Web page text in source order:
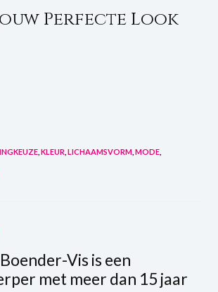
Perfecte Look
KLEUR LICHAAMSVORM MODE
Vis is een
met meer dan 15 jaar